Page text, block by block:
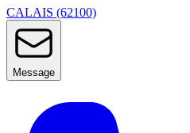
CALAIS (62100)
Message